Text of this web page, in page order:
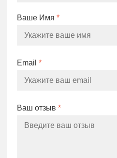
Ваше Имя *
Email *
Ваш отзыв *